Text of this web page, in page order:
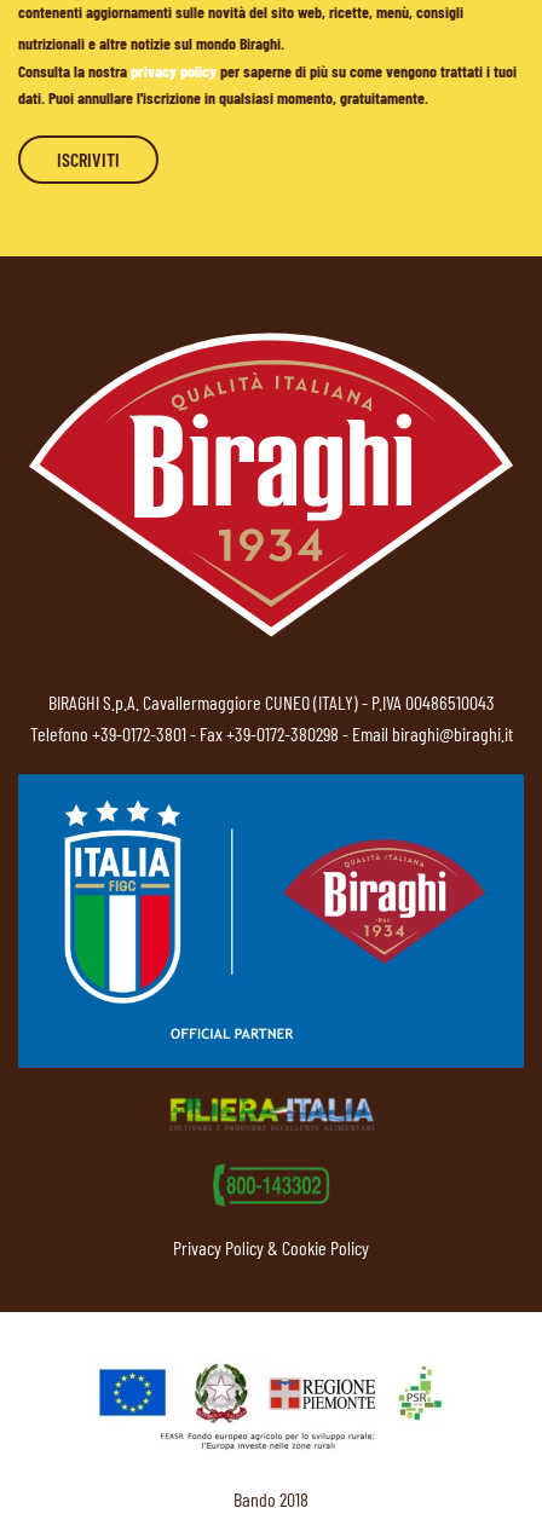
contenenti aggiornamenti sulle novità del sito web, ricette, menù, consigli
nutrizionali e altre notizie sul mondo Biraghi.
Consulta la nostraprivacy policyper saperne di più su come vengono trattati i tuoi
dati. Puoi annullare l'iscrizione in qualsiasi momento, gratuitamente.
BIRAGHI S.p.A. Cavallermaggiore CUNEO (ITALY) - P.IVA 00486510043
Telefono +39-0172-3801- Fax +39-0172-380298 - Email biraghi@biraghi.it
Privacy Policy & Cookie Policy
Bando 2018